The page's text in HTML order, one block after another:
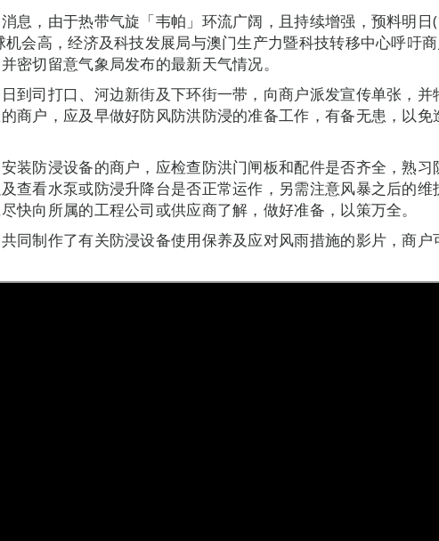
息，由于热带气旋「韦帕」环流广阔，且持续增强，预料明日
机会高，经济及科技发展局与澳门生产力暨科技转移中心呼吁
密切留意气象局发布的最新天气情况。
到司打口、河边新街及下环街一带，向商户派发宣传单张，并
商户，应及早做好防风防洪防浸的准备工作，有备无患，以免
装防浸设备的商户，应检查防洪门闸板和配件是否齐全，熟习
查看水泵或防浸升降台是否正常运作，另需注意风暴之后的维
快向所属的工程公司或供应商了解，做好准备，以策万全。
同制作了有关防浸设备使用保养及应对风雨措施的影片，商户